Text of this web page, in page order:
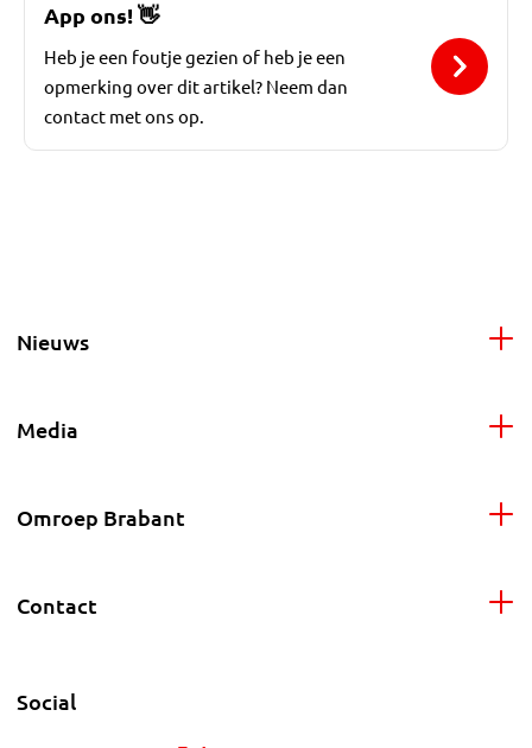
App ons!👋
Heb je een foutje gezien of heb je een
opmerking over dit artikel? Neem dan
contact met ons op.
Nieuws
Media
Omroep Brabant
Contact
Social